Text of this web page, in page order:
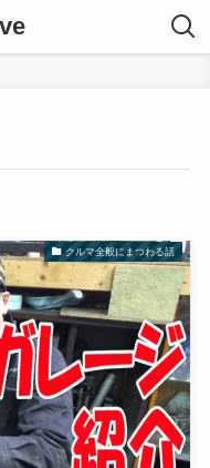
クルマ全般にまつわる話